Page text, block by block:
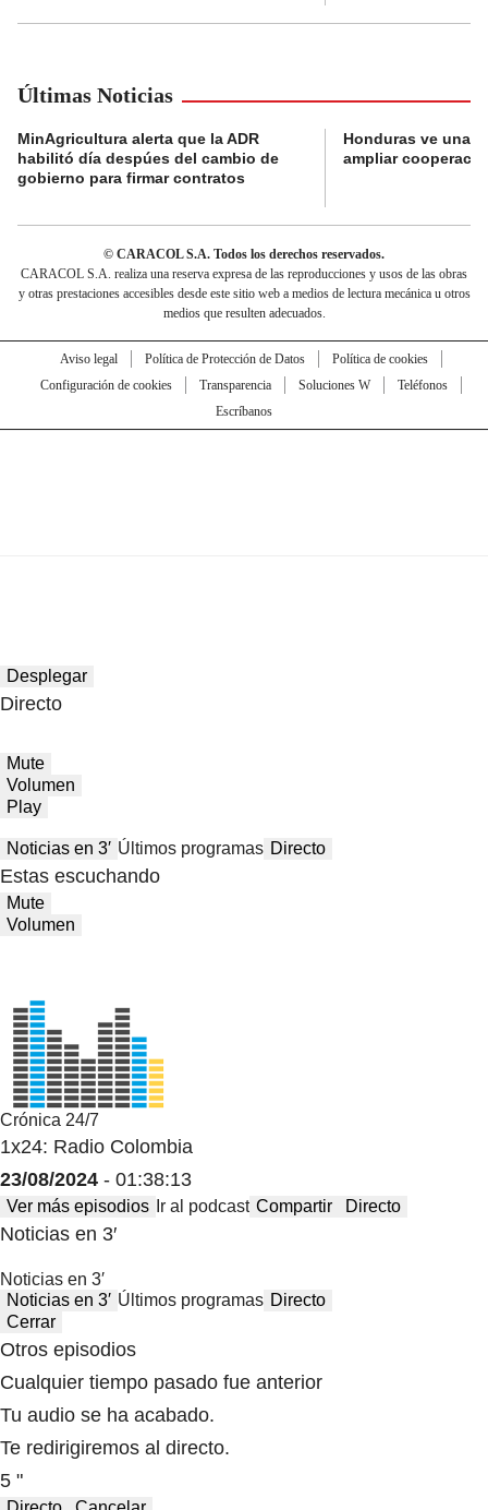
Últimas Noticias
MinAgricultura alerta que la ADR
habilitó día despúes del cambio de
gobierno para firmar contratos
Honduras ve una
ampliar
© CARACOL S.A. Todos los derechos reservados.
CARACOL S.A. realiza una reserva expresa de las reproducciones y usos de las obras
y otras prestaciones accesibles desde este sitio web a medios de lectura mecánica u otros
medios que resulten adecuados.
Aviso legal Política de Protección de Datos
Política de cookies
Configuración de cookies
Transparencia Soluciones W
Teléfonos
Escríbanos
Desplegar
Directo
Mute
Volumen
Play
Noticias en 3′ Últimos programas Directo
Estas escuchando
Mute
Volumen
Crónica 24/7
1x24: Radio Colombia
23/08/2024 - 01:38:13
Ver más episodios Ir al podcast Compartir Directo
Noticias en 3′
Noticias en 3′
Noticias en 3′ Últimos programas Directo
Cerrar
Otros episodios
Cualquier tiempo pasado fue anterior
Tu audio se ha acabado.
Te redirigiremos al directo.
5 "